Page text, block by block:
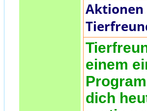
Aktionen
einem
dich